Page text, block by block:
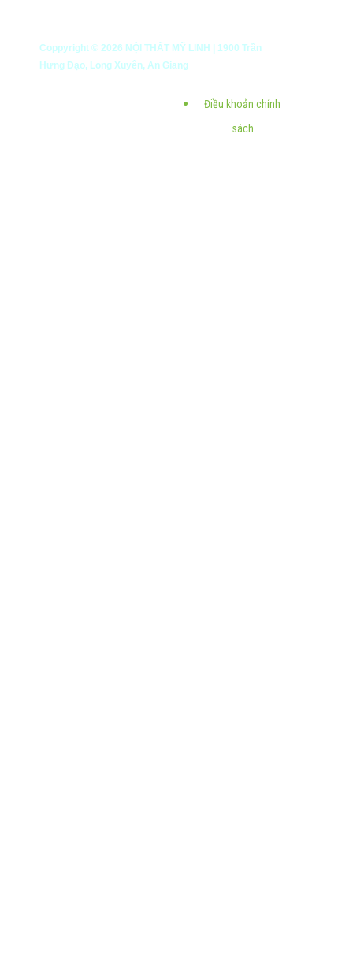
Coppyright © 2026 NỘI THẤT MỸ LINH | 1900 Trần
Hưng Đạo, Long Xuyên, An Giang
Điều khoản chính
sách